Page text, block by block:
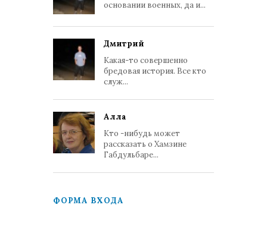
основании военных, да и...
Дмитрий
Какая-то совершенно
бредовая история. Все кто
служ...
Алла
Кто -нибудь может
рассказать о Хамзине
Габдульбаре...
ФОРМА ВХОДА